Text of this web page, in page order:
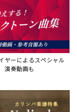
JAZZの楽譜特集